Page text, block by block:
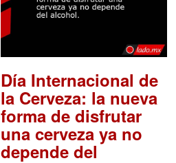
Día Internacional de
la Cerveza: la nueva
forma de disfrutar
una cerveza ya no
depende del